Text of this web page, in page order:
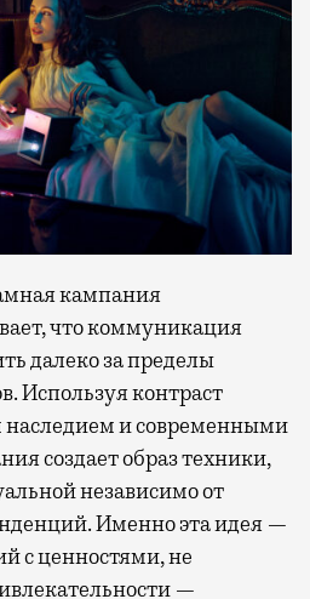
кампания
что коммуникация
далеко за пределы
Используя контраст
и современными
создает образ техники,
независимо от
Именно эта идея —
с ценностями, не
—